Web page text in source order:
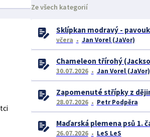
Ze všech kategorií
včera Jan Vorel (JaVor)
30.07.2026 Jan Vorel (JaVor)
28.07.2026 Petr Podpěra
26.07.2026 LeS LeS